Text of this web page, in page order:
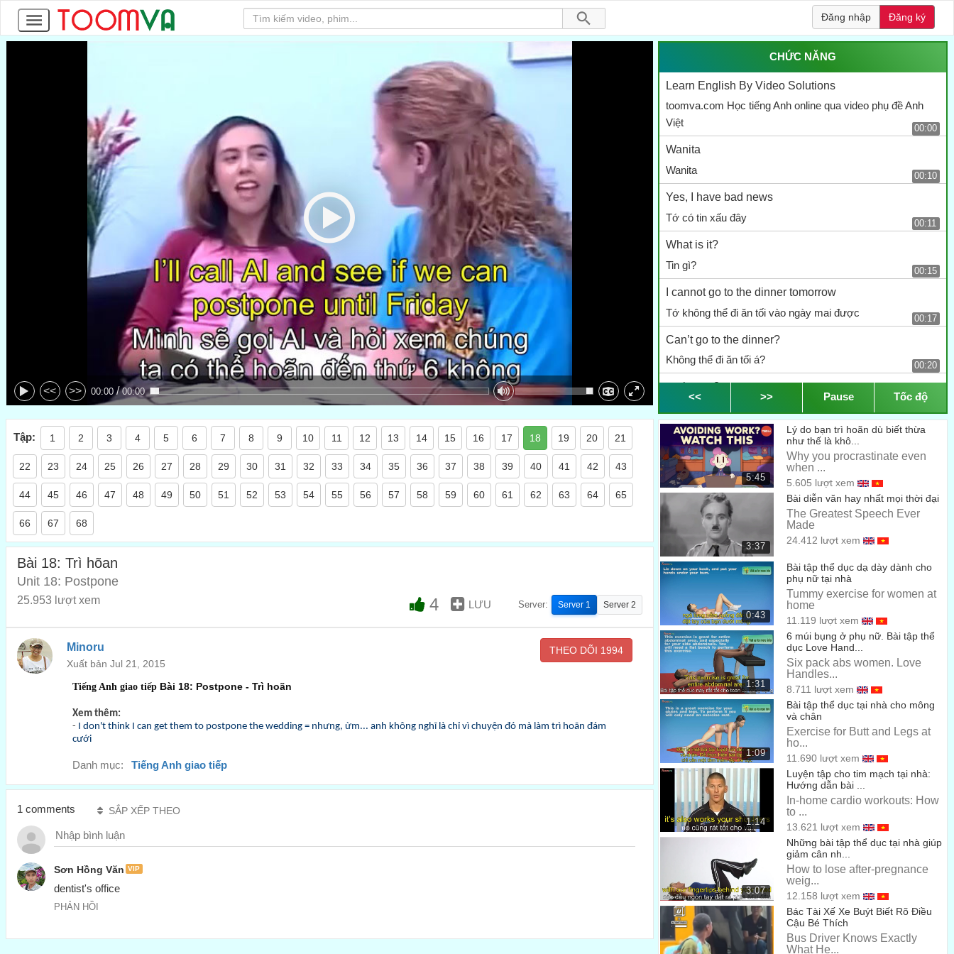
Đăng nhập Đăng ký
<< >> 00:00 / 00:00
CHỨC NĂNG
Learn English By Video Solutions
toomva.com Học tiếng Anh online qua video phụ đề Anh
Việt
00:00
Wanita
Wanita
00:10
Yes, I have bad news
Tớ có tin xấu đây
00:11
What is it?
Tin gì?
00:15
I cannot go to the dinner tomorrow
Tớ không thể đi ăn tối vào ngày mai được
00:17
Can’t go to the dinner?
Không thể đi ăn tối á?
00:20
00:22
I forgot
Mình quên mất
00:23
...I have a dentist appointment
Mình có hẹn với nha sĩ
Oh, That’s no problem
Ồ, vấn đề gì đâu
...just cancel it
Cậu chỉ cần hủy hẹn là xong
I can’t
Mình không thể
Sure you can
Có chứ
...It’s easy
Dễ mà
...just call the dentist office and cancel it
Hãy gọi cho nha sĩ và hủy cuộc hẹn
No, you don’t understand
Không, cậu không hiểu đâu
00:38
...he is a popular dentist
Đó là một nha sĩ nổi tiếng
...It will take me another month just to make another
appointment
Tớ sẽ mất cả tháng để có thể có cuộc hẹn khác đấy
<< >> Pause Tốc độ
Tập: 1 2 3 4 5 6 7 8 9 10 11 12 13 14 15 16 17 18 19 20 21
22 23 24 25 26 27 28 29 30 31 32 33 34 35 36 37 38 39 40 41 42 43
44 45 46 47 48 49 50 51 52 53 54 55 56 57 58 59 60 61 62 63 64 65
66 67 68
Bài 18: Trì hõan
Unit 18: Postpone
25.953 lượt xem 4 LƯU Server: Server 1 Server 2
Minoru
Xuất bản Jul 21, 2015
THEO DÕI 1994
Tiếng Anh giao tiếp Bài 18: Postpone - Trì hoãn
Xem thêm:
- I don't think I can get them to postpone the wedding = nhưng, ừm... anh không nghĩ là chỉ vì chuyện đó mà làm trì hoãn đám
cưới
Danh mục: Tiếng Anh giao tiếp
5:45
Lý do bạn trì hoãn dù biết thừa
như thế là khô...
Why you procrastinate even
when ...
5.605 lượt xem
3:37
Bài diễn văn hay nhất mọi thời đại
The Greatest Speech Ever
Made
24.412 lượt xem
0:43
Bài tập thể dục dạ dày dành cho
phụ nữ tại nhà
Tummy exercise for women at
home
11.119 lượt xem
1:31
6 múi bụng ở phụ nữ. Bài tập thể
dục Love Hand...
Six pack abs women. Love
Handles...
8.711 lượt xem
1:09
Bài tập thể dục tại nhà cho mông
và chân
Exercise for Butt and Legs at
ho...
11.690 lượt xem
1:14
Luyện tập cho tim mạch tại nhà:
Hướng dẫn bài ...
In-home cardio workouts: How
to ...
13.621 lượt xem
3:07
Những bài tập thể dục tại nhà giúp
giảm cân nh...
How to lose after-pregnance
weig...
12.158 lượt xem
Bác Tài Xế Xe Buýt Biết Rõ Điều
Cậu Bé Thích
Bus Driver Knows Exactly
What He...
1 comments SẮP XẾP THEO
Sơn Hồng Văn VIP
dentist's office
PHẢN HỒI